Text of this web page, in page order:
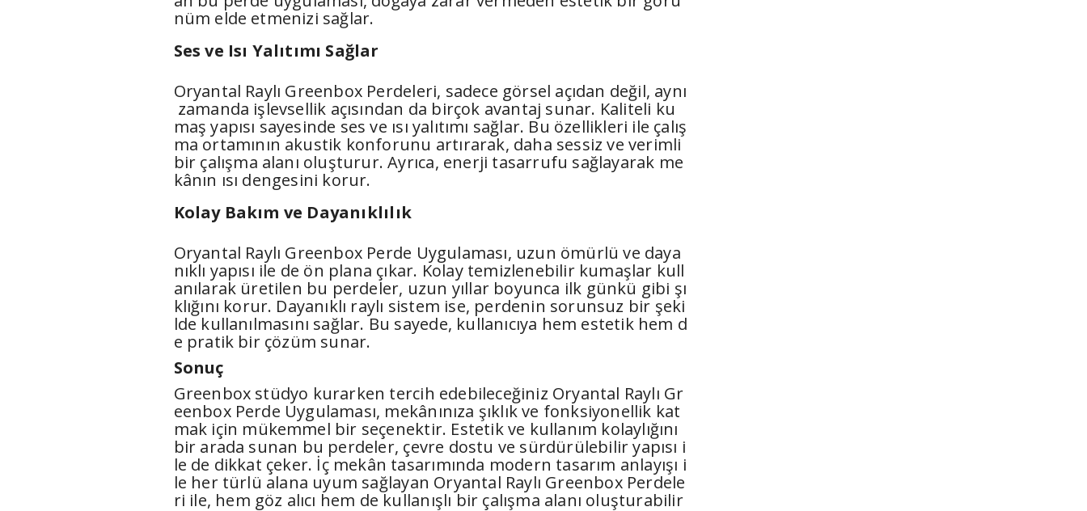
nüm elde etmenizi sağlar.
Ses ve Isı Yalıtımı Sağlar
Oryantal Raylı Greenbox Perdeleri, sadece görsel açıdan değil, aynı
zamanda işlevsellik açısından da birçok avantaj sunar. Kaliteli ku
maş yapısı sayesinde ses ve ısı yalıtımı sağlar. Bu özellikleri ile çalış
ma ortamının akustik konforunu artırarak, daha sessiz ve verimli
bir çalışma alanı oluşturur. Ayrıca, enerji tasarrufu sağlayarak me
kânın ısı dengesini korur.
Kolay Bakım ve Dayanıklılık
Oryantal Raylı Greenbox Perde Uygulaması, uzun ömürlü ve daya
nıklı yapısı ile de ön plana çıkar. Kolay temizlenebilir kumaşlar kull
anılarak üretilen bu perdeler, uzun yıllar boyunca ilk günkü gibi şı
klığını korur. Dayanıklı raylı sistem ise, perdenin sorunsuz bir şeki
lde kullanılmasını sağlar. Bu sayede, kullanıcıya hem estetik hem d
e pratik bir çözüm sunar.
Sonuç
Greenbox stüdyo kurarken tercih edebileceğiniz Oryantal Raylı Gr
eenbox Perde Uygulaması, mekânınıza şıklık ve fonksiyonellik kat
mak için mükemmel bir seçenektir. Estetik ve kullanım kolaylığını
bir arada sunan bu perdeler, çevre dostu ve sürdürülebilir yapısı i
le de dikkat çeker. İç mekân tasarımında modern tasarım anlayışı i
le her türlü alana uyum sağlayan Oryantal Raylı Greenbox Perdele
ri ile, hem göz alıcı hem de kullanışlı bir çalışma alanı oluşturabilir